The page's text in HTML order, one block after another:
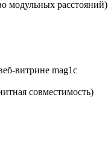
модульных расстояний)
витрине mag1c
совместимость)